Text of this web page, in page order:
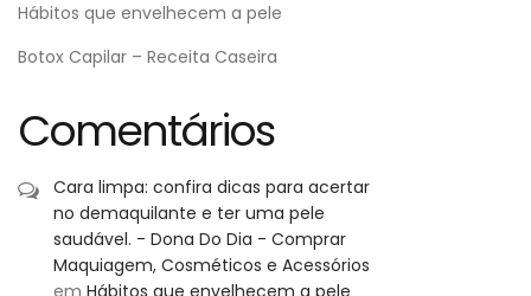
Hábitos que envelhecem a pele
Botox Capilar – Receita Caseira
Comentários
Cara limpa: confira dicas para acertar
no demaquilante e ter uma pele
saudável. - Dona Do Dia - Comprar
Maquiagem, Cosméticos e Acessórios
em Hábitos que envelhecem a pele